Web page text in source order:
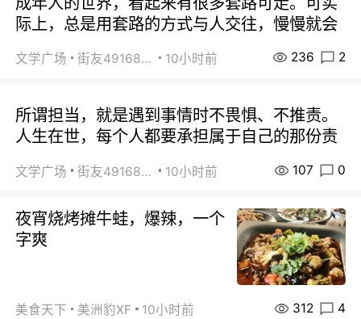
际上，总是用套路的方式与人交往，慢慢就会
文学广场 街友49168527 10小时前 236 2
所谓担当，就是遇到事情时不畏惧、不推责。
人生在世，每个人都要承担属于自己的那份责
文学广场 街友49168527 10小时前 107 0
夜宵烧烤摊牛蛙，爆辣，一个
字爽
美食天下 美洲豹XF 10小时前 312 4